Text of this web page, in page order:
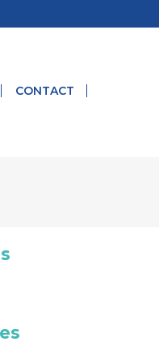
CONTACT